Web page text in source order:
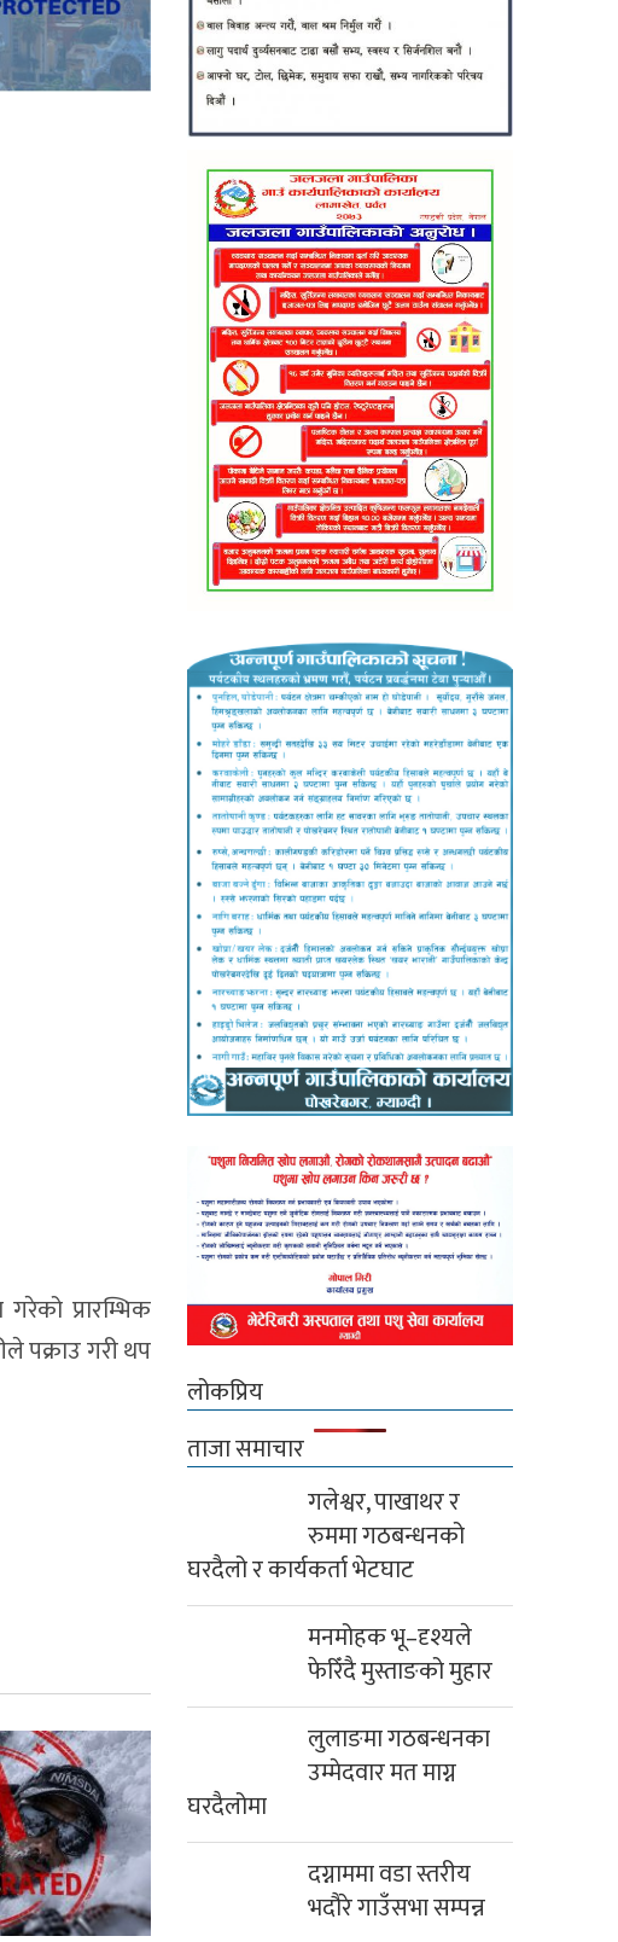
प्रारम्भिक
पक्राउ गरी थप
लोकप्रिय
ताजा समाचार
गलेश्वर, पाखाथर र
रुममा गठबन्धनको
घरदैलो र कार्यकर्ता भेटघाट
मनमोहक भू–दृश्यले
फेरिँदै मुस्ताङको मुहार
लुलाङमा गठबन्धनका
उम्मेदवार मत माग्न
घरदैलोमा
दग्नाममा वडा स्तरीय
भदौरे गाउँसभा सम्पन्न